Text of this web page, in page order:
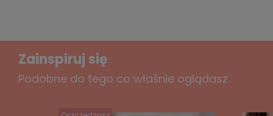
Zainspiruj się
Podobne do tego co właśnie oglądasz